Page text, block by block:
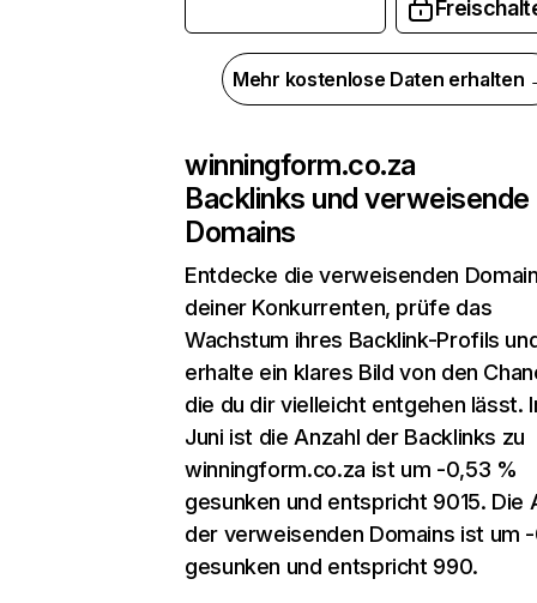
Mehr kostenlose Daten erhalten
winningform.co.za
Backlinks und verweisende
Domains
Entdecke die verweisenden
deiner Konkurrenten, prüfe das
Wachstum ihres Backlink-Profils
erhalte ein klares Bild von den
die du dir vielleicht entgehen lässt.
Juni ist die Anzahl der Backlinks zu
winningform.co.za ist um -0,53 %
gesunken und entspricht 9015. Die
der verweisenden Domains ist um
gesunken und entspricht 990.